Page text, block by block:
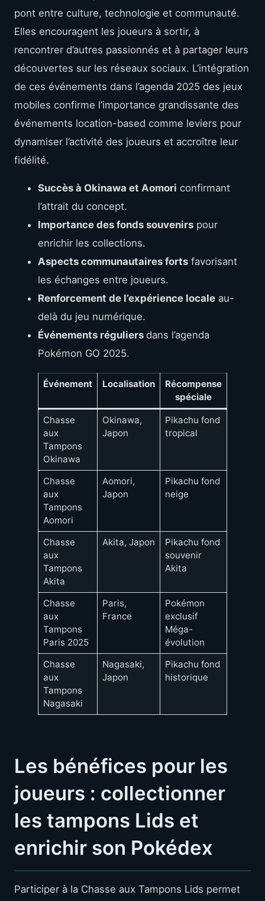
pont entre culture, technologie et communauté.
Elles encouragent les joueurs à sortir, à
rencontrer d’autres passionnés et à partager leurs
découvertes sur les réseaux sociaux. L’intégration
de ces événements dans l’agenda 2025 des jeux
mobiles confirme l’importance grandissante des
événements location-based comme leviers pour
dynamiser l’activité des joueurs et accroître leur
fidélité.
Succès à Okinawa et Aomori confirmant
l’attrait du concept.
Importance des fonds souvenirs pour
enrichir les collections.
Aspects communautaires forts favorisant
les échanges entre joueurs.
Renforcement de l’expérience locale au-
delà du jeu numérique.
Événements réguliers dans l’agenda
Pokémon GO 2025.
Événement Localisation
Récompense
spéciale
Chasse
aux
Tampons
Okinawa
Okinawa,
Japon
Pikachu fond
tropical
Chasse
aux
Tampons
Aomori
Aomori,
Japon
Pikachu fond
neige
Chasse
aux
Tampons
Akita
Akita, Japon
Pikachu fond
souvenir
Akita
Chasse
aux
Tampons
Paris 2025
Paris,
France
Pokémon
exclusif
Méga-
évolution
Chasse
aux
Tampons
Nagasaki
Nagasaki,
Japon
Pikachu fond
historique
Les bénéfices pour les
joueurs : collectionner
les tampons Lids et
enrichir son Pokédex
Participer à la Chasse aux Tampons Lids permet